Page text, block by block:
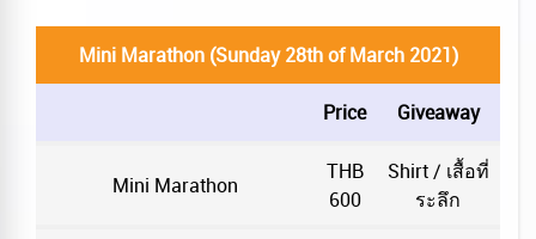
Mini Marathon (Sunday 28th of March 2021)
Price Giveaway
Mini Marathon
THB
600
Shirt / เสื้อที่
ระลึก